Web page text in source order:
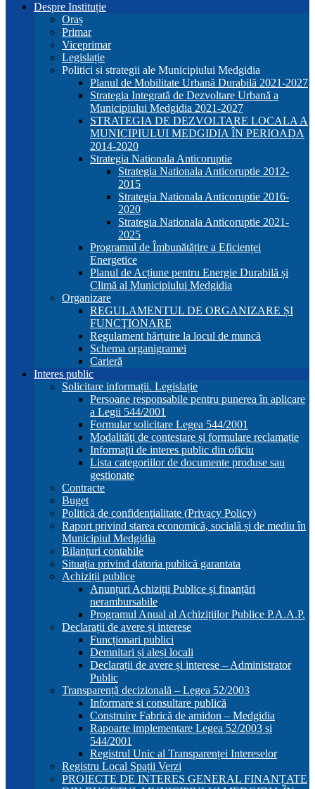
Despre Instituție
Oraș
Primar
Viceprimar
Legislație
Politici si strategii ale Municipiului Medgidia
Planul de Mobilitate Urbană Durabilă 2021-2027
Strategia Integrată de Dezvoltare Urbană a
Municipiului Medgidia 2021-2027
STRATEGIA DE DEZVOLTARE LOCALA A
MUNICIPIULUI MEDGIDIA ÎN PERIOADA
2014-2020
Strategia Nationala Anticoruptie
Strategia Nationala Anticoruptie 2012-
2015
Strategia Nationala Anticoruptie 2016-
2020
Strategia Nationala Anticoruptie 2021-
2025
Programul de Îmbunătățire a Eficienței
Energetice
Planul de Acțiune pentru Energie Durabilă și
Climă al Municipiului Medgidia
Organizare
REGULAMENTUL DE ORGANIZARE ȘI
FUNCŢIONARE
Regulament hărțuire la locul de muncă
Schema organigramei
Carieră
Interes public
Solicitare informații. Legislație
Persoane responsabile pentru punerea în aplicare
a Legii 544/2001
Formular solicitare Legea 544/2001
Modalităţi de contestare și formulare reclamație
Informaţii de interes public din oficiu
Lista categoriilor de documente produse sau
gestionate
Contracte
Buget
Politică de confidenţialitate (Privacy Policy)
Raport privind starea economică, socială și de mediu în
Municipiul Medgidia
Bilanțuri contabile
Situaţia privind datoria publică garantata
Achiziții publice
Anunțuri Achiziții Publice și finanțări
nerambursabile
Programul Anual al Achizițiilor Publice P.A.A.P.
Declarații de avere și interese
Funcționari publici
Demnitari și aleși locali
Declarații de avere și interese – Administrator
Public
Transparență decizională – Legea 52/2003
Informare si consultare publică
Construire Fabrică de amidon – Medgidia
Rapoarte implementare Legea 52/2003 si
544/2001
Registrul Unic al Transparenței Intereselor
Registru Local Spații Verzi
PROIECTE DE INTERES GENERAL FINANȚATE